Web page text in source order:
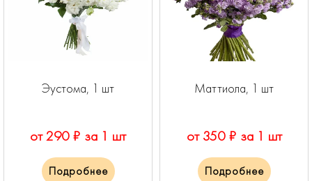
Эустома, 1 шт
от 290 ₽ за 1 шт
Подробнее
Маттиола, 1 шт
от 350 ₽ за 1 шт
Подробнее